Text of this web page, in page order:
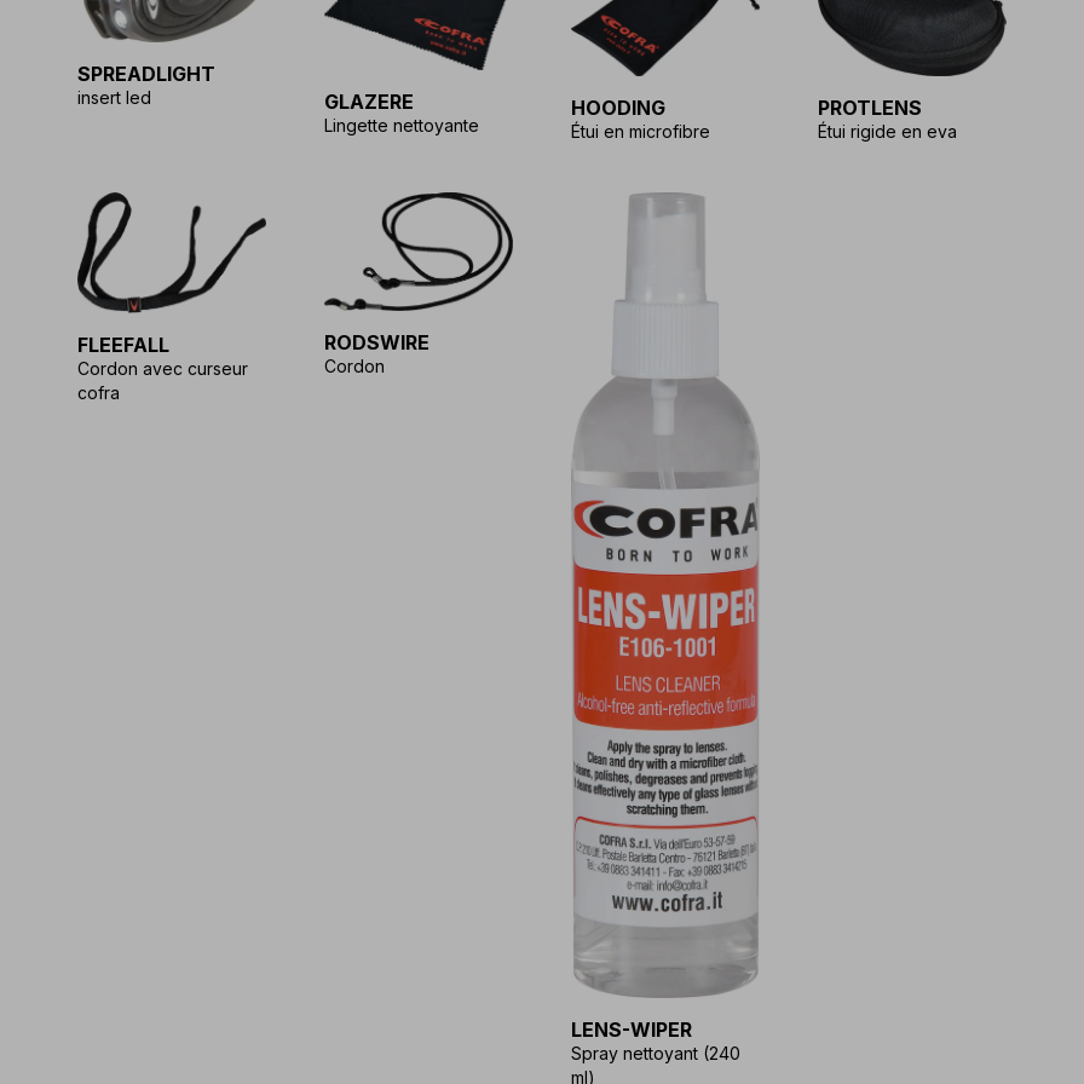
SPREADLIGHT
insert led GLAZERE
Lingette nettoyante
HOODING
Étui en microfibre
PROTLENS
Étui rigide en eva
FLEEFALL
Cordon avec curseur
cofra
RODSWIRE
Cordon
LENS-WIPER
Spray nettoyant (240
ml)